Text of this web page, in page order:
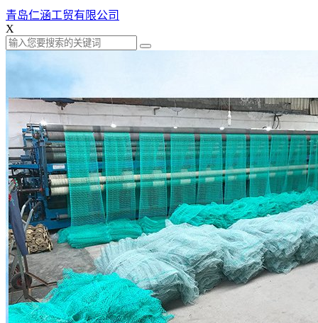
青岛仁涵工贸有限公司
X